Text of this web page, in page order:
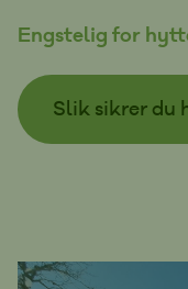
Engstelig for
Slik sikrer du